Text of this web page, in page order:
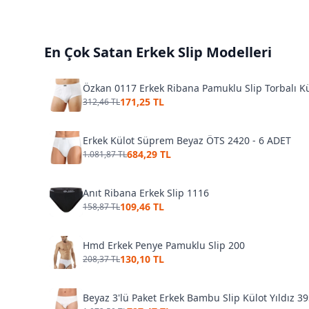
En Çok Satan Erkek Slip Modelleri
Özkan 0117 Erkek Ribana Pamuklu Slip Torbalı
312,46 TL171,25 TL
Erkek Külot Süprem Beyaz ÖTS 2420 - 6 ADET
1.081,87 TL684,29 TL
Anıt Ribana Erkek Slip 1116
158,87 TL109,46 TL
Hmd Erkek Penye Pamuklu Slip 200
208,37 TL130,10 TL
Beyaz 3'lü Paket Erkek Bambu Slip Külot Yıldız